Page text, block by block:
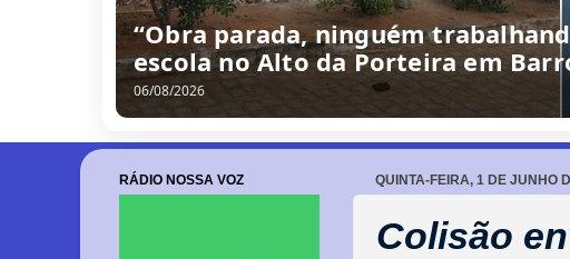
“Obra parada, ninguém
escola no Alto da Porteira em
06/08/2026
QUINTA-FEIRA, 1 DE JUNHO
Colisão
RÁDIO NOSSA VOZ